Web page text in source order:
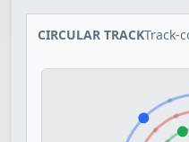
CIRCULAR TRACKTrack-